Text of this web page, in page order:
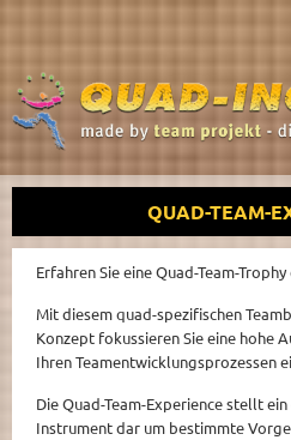
QUAD-TEAM-
Erfahren Sie eine Quad-Team-
Mit diesem quad-spezifischen
Konzept fokussieren Sie eine hohe
Ihren Teamentwicklungsprozessen
Die Quad-Team-Experience stellt
Instrument dar um bestimmte